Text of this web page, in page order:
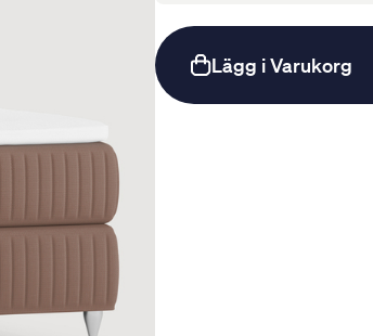
Lägg i Varukorg